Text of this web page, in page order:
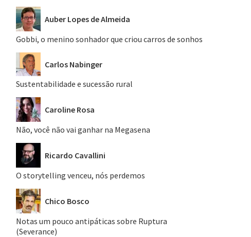
Auber Lopes de Almeida
Gobbi, o menino sonhador que criou carros de sonhos
Carlos Nabinger
Sustentabilidade e sucessão rural
Caroline Rosa
Não, você não vai ganhar na Megasena
Ricardo Cavallini
O storytelling venceu, nós perdemos
Chico Bosco
Notas um pouco antipáticas sobre Ruptura
(Severance)